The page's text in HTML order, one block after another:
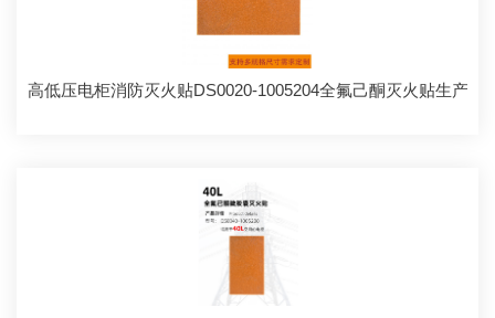
高低压电柜消防灭火贴DS0020-1005204全氟己酮灭火贴生产厂